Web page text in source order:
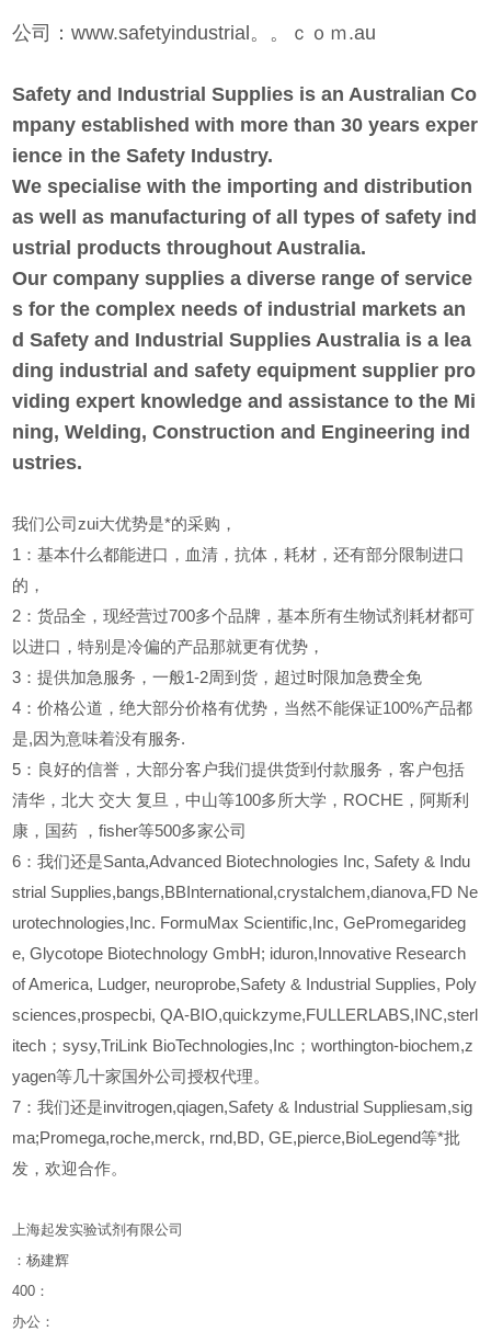
公司：www.safetyindustrial。。ｃｏｍ.au
Safety and Industrial Supplies is an Australian Co
mpany established with more than 30 years exper
ience in the Safety Industry.
We specialise with the importing and distribution
as well as manufacturing of all types of safety ind
ustrial products throughout Australia.
Our company supplies a diverse range of service
s for the complex needs of industrial markets an
dSafety and Industrial Supplies Australia is a lea
ding industrial and safety equipment supplier pro
viding expert knowledge and assistance to the Mi
ning, Welding, Constructionand Engineering ind
ustries.
我们公司zui大优势是*的采购，
1
：基本什么都能进口，血清，抗体，耗材，还有部分限制进口
的，
2 ：货品全，现经营过700多个品牌，基本所有生物试剂耗材都可
以进口，特别是冷偏的产品那就更有优势，
3 ：提供加急服务，一般1-2周到货，超过时限加急费全免
4 ：价格公道，绝大部分价格有优势，当然不能保证100%产品都
是,因为意味着没有服务.
5 ：良好的信誉，大部分客户我们提供货到付款服务，客户包括
清华，北大 交大 复旦，中山等100多所大学，ROCHE，阿斯利
康，国药
，fisher等500多家公司
6 ：我们还是Santa,Advanced Biotechnologies Inc, Safety & Indu
strial Supplies,bangs,BBInternational,crystalchem,dianova,FD Ne
urotechnologies,Inc. FormuMax Scientific,Inc, GePromegarideg
e, Glycotope Biotechnology GmbH; iduron,Innovative Research
of America, Ludger, neuroprobe,Safety & Industrial Supplies, Poly
sciences,prospecbi, QA-BIO,quickzyme,FULLERLABS,INC,sterl
itech；sysy,TriLink BioTechnologies,Inc；worthington-biochem,z
yagen等几十家国外公司授权代理。
7：我们还是invitrogen,qiagen,Safety & Industrial Suppliesam,sig
ma;Promega,roche,merck, rnd,BD, GE,pierce,BioLegend等*批
发，欢迎合作。
上海起发实验试剂有限公司
：杨建辉
400 ：
办公：